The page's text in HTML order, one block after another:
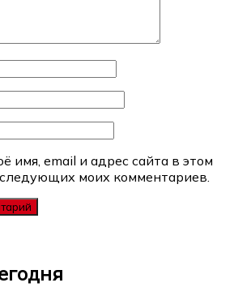
имя, email и адрес сайта в этом
моих комментариев.